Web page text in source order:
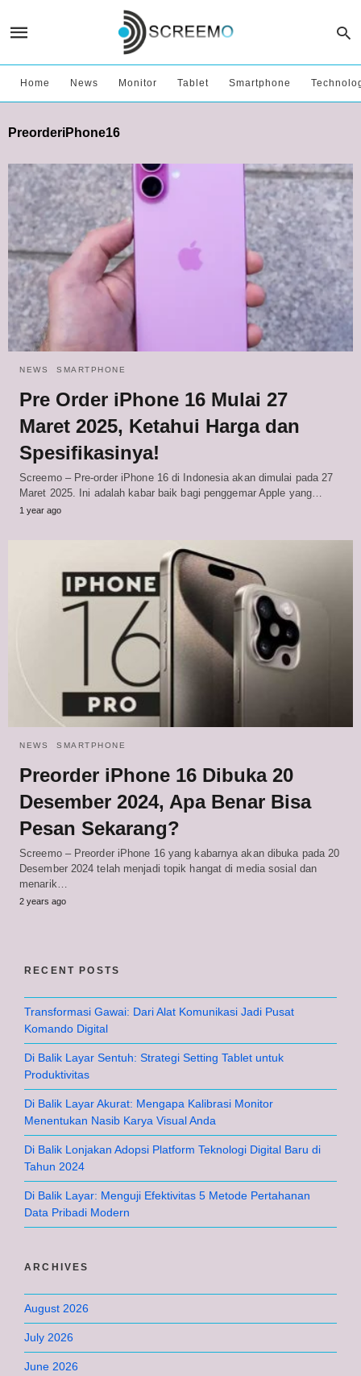
Home News Monitor Tablet Smartphone
PreorderiPhone16
NEWS SMARTPHONE
Pre Order iPhone 16 Mulai 27
Maret 2025, Ketahui Harga dan
Spesifikasinya!
Screemo – Pre-order iPhone 16 di Indonesia akan dimulai pada 27
Maret 2025. Ini adalah kabar baik bagi penggemar Apple yang…
1 year ago
NEWS SMARTPHONE
Preorder iPhone 16 Dibuka 20
Desember 2024, Apa Benar Bisa
Pesan Sekarang?
Screemo – Preorder iPhone 16 yang kabarnya akan dibuka pada 20
Desember 2024 telah menjadi topik hangat di media sosial dan
menarik…
2 years ago
RECENT POSTS
Transformasi Gawai: Dari Alat Komunikasi Jadi Pusat
Komando Digital
Di Balik Layar Sentuh: Strategi Setting Tablet untuk
Produktivitas
Di Balik Layar Akurat: Mengapa Kalibrasi Monitor
Menentukan Nasib Karya Visual Anda
Di Balik Lonjakan Adopsi Platform Teknologi Digital Baru di
Tahun 2024
Di Balik Layar: Menguji Efektivitas 5 Metode Pertahanan
Data Pribadi Modern
ARCHIVES
August 2026
July 2026
June 2026